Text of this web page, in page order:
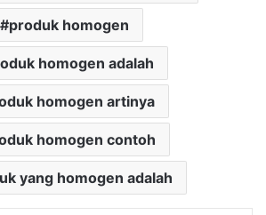
produk homogen
homogen adalah
homogen artinya
homogen contoh
yang homogen adalah